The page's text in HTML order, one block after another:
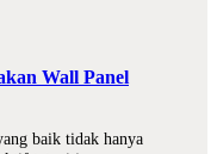
Wall Panel
baik tidak hanya